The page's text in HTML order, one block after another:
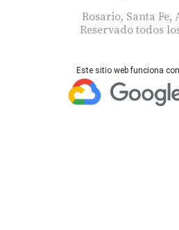
Rosario, Santa Fe,
Reservado todos
Este sitio web funciona